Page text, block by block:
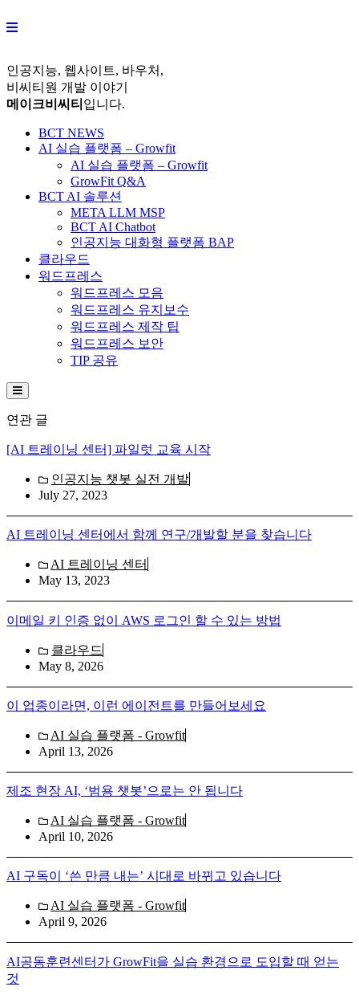
to
인공지능, 웹사이트, 바우처,
비씨티원 개발 이야기
메이크비씨티 입니다.
BCT NEWS
AI 실습 플랫폼 – Growfit
AI 실습 플랫폼 – Growfit
GrowFit Q&A
BCT AI 솔루션
META LLM MSP
BCT AI Chatbot
인공지능 대화형 플랫폼 BAP
클라우드
워드프레스
워드프레스 모음
워드프레스 유지보수
워드프레스 제작 팁
워드프레스 보안
TIP 공유
Hamburger Toggle Menu
연관 글
[AI 트레이닝 센터] 파일럿 교육 시작
인공지능 챗봇 실전 개발
July 27, 2023
AI 트레이닝 센터에서 함께 연구/개발할 분을 찾습니다
AI 트레이닝 센터
May 13, 2023
이메일 키 인증 없이 AWS 로그인 할 수 있는 방법
클라우드
May 8, 2026
이 업종이라면, 이런 에이전트를 만들어보세요
AI 실습 플랫폼 - Growfit
April 13, 2026
제조 현장 AI, ‘범용 챗봇’으로는 안 됩니다
AI 실습 플랫폼 - Growfit
April 10, 2026
AI 구독이 ‘쓴 만큼 내는’ 시대로 바뀌고 있습니다
AI 실습 플랫폼 - Growfit
April 9, 2026
AI공동훈련센터가 GrowFit을 실습 환경으로 도입할 때 얻는
것